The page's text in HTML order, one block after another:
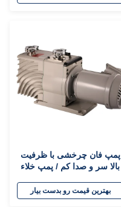
پمپ فان چرخشی با ظرفیت
بالا سر و صدا کم / پمپ خلاء
بهترین قیمت رو بدست بیار